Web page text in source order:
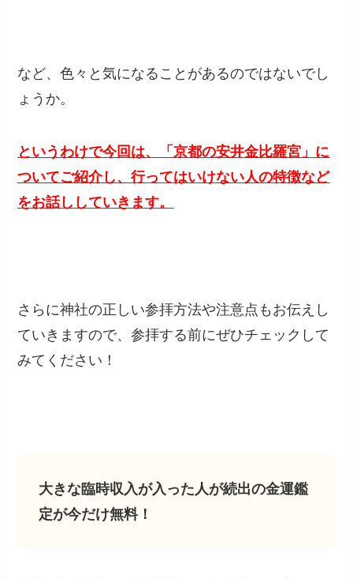
など、色々と気になることがあるのではないでし
ょうか。
というわけで今回は、「京都の安井金比羅宮」に
ついてご紹介し、行ってはいけない人の特徴など
をお話ししていきます。
さらに神社の正しい参拝方法や注意点もお伝えし
ていきますので、参拝する前にぜひチェックして
みてください！
大きな臨時収入が入った人が続出の金運鑑
定が今だけ無料！